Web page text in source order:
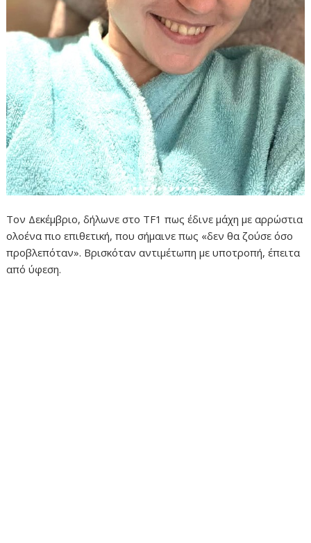
Τον Δεκέμβριο, δήλωνε στο TF1 πως έδινε μάχη με αρρώστια
ολοένα πιο επιθετική, που σήμαινε πως «δεν θα ζούσε όσο
προβλεπόταν». Βρισκόταν αντιμέτωπη με υποτροπή, έπειτα
από ύφεση.